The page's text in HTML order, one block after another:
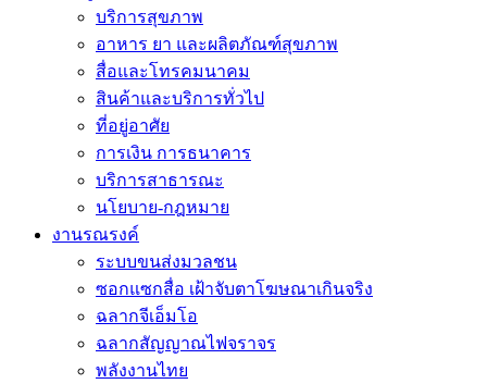
บริการสุขภาพ
อาหาร ยา และผลิตภัณฑ์สุขภาพ
สื่อและโทรคมนาคม
สินค้าและบริการทั่วไป
ที่อยู่อาศัย
การเงิน การธนาคาร
บริการสาธารณะ
นโยบาย-กฎหมาย
งานรณรงค์
ระบบขนส่งมวลชน
ซอกแซกสื่อ เฝ้าจับตาโฆษณาเกินจริง
ฉลากจีเอ็มโอ
ฉลากสัญญาณไฟจราจร
พลังงานไทย